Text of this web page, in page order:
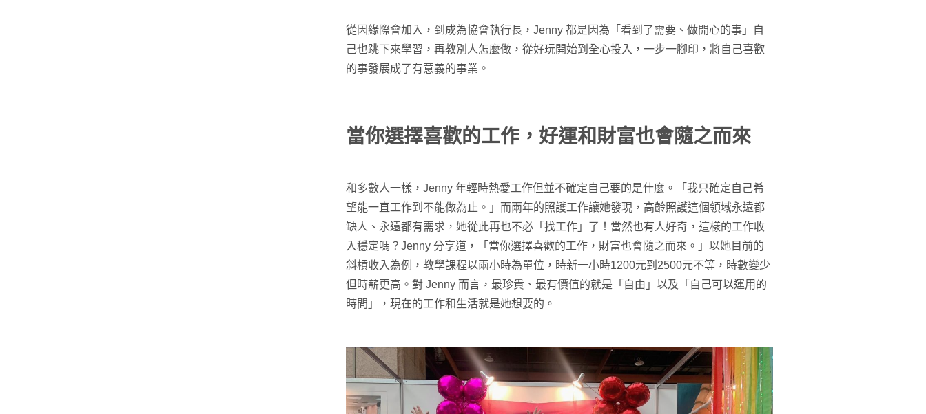
從因緣際會加入，到成為協會執行長，Jenny 都是因為「看到了需要、做開心的事」自
己也跳下來學習，再教別人怎麼做，從好玩開始到全心投入，一步一腳印，將自己喜歡
的事發展成了有意義的事業。
當你選擇喜歡的工作，好運和財富也會隨之而來
和多數人一樣，Jenny 年輕時熱愛工作但並不確定自己要的是什麼。「我只確定自己希
望能一直工作到不能做為止。」而兩年的照護工作讓她發現，高齡照護這個領域永遠都
缺人、永遠都有需求，她從此再也不必「找工作」了！當然也有人好奇，這樣的工作收
入穩定嗎？Jenny 分享道，「當你選擇喜歡的工作，財富也會隨之而來。」以她目前的
斜槓收入為例，教學課程以兩小時為單位，時新一小時1200元到2500元不等，時數變少
但時薪更高。對 Jenny 而言，最珍貴、最有價值的就是「自由」以及「自己可以運用的
時間」，現在的工作和生活就是她想要的。